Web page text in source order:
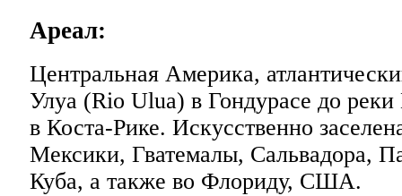
Ареал:
Центральная Америка,
Улуа (Rio Ulua) в Гондурасе до
в Коста-Рике. Искусственно
Мексики, Гватемалы, Сальвадора,
Куба, а также во Флориду, США.